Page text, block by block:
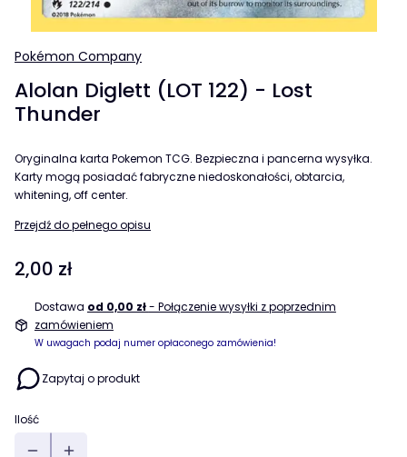
Pokémon Company
Alolan Diglett (LOT 122) - Lost
Thunder
Oryginalna karta Pokemon TCG. Bezpieczna i pancerna wysyłka.
Karty mogą posiadać fabryczne niedoskonałości, obtarcia,
whitening, off center.
Przejdź do pełnego opisu
Cena
2,00 zł
Dostawa od 0,00 zł- Połączenie wysyłki z poprzednim
zamówieniem
W uwagach podaj numer opłaconego zamówienia!
Zapytaj o produkt
Ilość